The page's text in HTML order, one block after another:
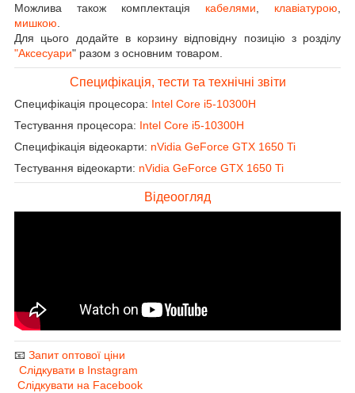
Можлива також комплектація кабелями клавіатурою
мишкою
Для цього додайте в корзину відповідну позицію з розділу
"Аксесуари" разом з основним товаром.
Специфікація, тести та технічні звіти
Специфікація процесора: Intel Core i5-10300H
Тестування процесора: Intel Core i5-10300H
Специфікація відеокарти: nVidia GeForce GTX 1650 Ti
Тестування відеокарти: nVidia GeForce GTX 1650 Ti
Відеоогляд
📧 Запит оптової ціни
Слідкувати в Instagram
Слідкувати на Facebook